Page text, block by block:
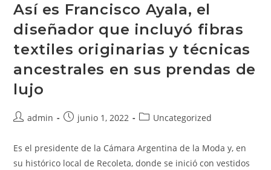
Así es Francisco Ayala, el
diseñador que incluyó fibras
textiles originarias y técnicas
ancestrales en sus prendas de
lujo
admin junio 1, 2022 Uncategorized
Es el presidente de la Cámara Argentina de la Moda y, en
su histórico local de Recoleta, donde se inició con vestidos